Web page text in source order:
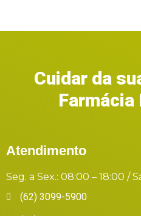
Cuidar da
Farmácia
Atendimento
Seg. a Sex.: 08:00 – 18:00 /
(62) 3099-5900